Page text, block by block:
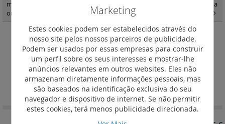
Bases com condutor para DX3 de 1
módulo/pólo e In ≤ 63 A
Ordenar por
Definir
Ordenação
montagem modular Vistop até 160 A DPX3 160 e 250 e DPX-IS em calha
omega
Marketing
Estes cookies podem ser estabelecidos através do
nosso site pelos nossos parceiros de publicidade.
Podem ser usados por essas empresas para construir
um perfil sobre os seus interesses e mostrar-lhe
anúncios relevantes em outros websites. Eles não
armazenam diretamente informações pessoais, mas
são baseados na identificação exclusiva do seu
navegador e dispositivo de internet. Se não permitir
estes cookies, terá menos publicidade direcionada.